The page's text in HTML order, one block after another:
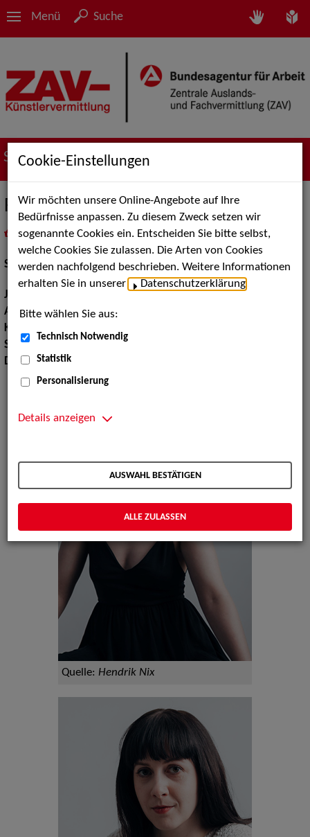
Menü Suche
Suche nach Künstler*innen
Friederike Fink
als PDF speichern
inMeine Merklistelegen
Schauspiel:Bühne
Jahrgang:
Augenfarbe:grün
Körpergröße:
Sprachen:
Deutsch, Englisch
Dialekte:Berlinerisch
Quelle: Hendrik Nix
Cookie-Einstellungen
Wir möchten unsere Online-Angebote auf Ihre
Bedürfnisse anpassen. Zu diesem Zweck setzen wir
sogenannte Cookies ein. Entscheiden Sie bitte selbst,
welche Cookies Sie zulassen. Die Arten von Cookies
werden nachfolgend beschrieben. Weitere Informationen
erhalten Sie in unserer
Datenschutzerklärung
Bitte wählen Sie aus:
Technisch Notwendig
Statistik
Personalisierung
Details anzeigen
AUSWAHL BESTÄTIGEN
ALLE ZULASSEN